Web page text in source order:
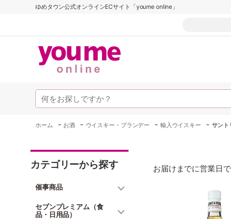
ゆめタウン公式オンラインECサイト「youme online」
ホーム - お酒 - ウイスキー・ブランデー - 輸入ウイスキー - サン
カテゴリーから探す
催事商品
セブンプレミアム（食
品・日用品）
お届けまでに営業日